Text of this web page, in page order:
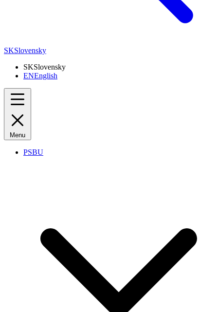
SKSlovensky
SKSlovensky
ENEnglish
Menu
PSBU